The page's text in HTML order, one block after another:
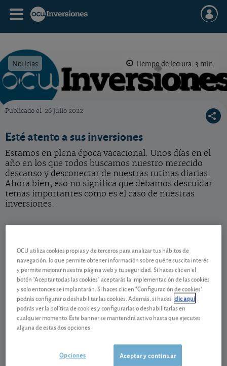
Noticias Tiempo de lectura: 3 min.
Publicado el 26 julio 2022
Esté atento a sus inversiones
Estamos en plena época vacacional. Unos días en el
año en los que todos buscamos nuestro merecido
descanso y desconectar de nuestras rutinas diarias.
Ahora bien, eso no significa que debamos descuidar
temas importantes como es el caso de nuestras
inversiones.
No es que tenga usted que estar pegado al móvil en
la playa vigilando constantemente cómo va su
cartera, pero tampoco que se olvide de ver su
evolución durante una larga temporada como si no
existiera.
extrema que azota el país, sino porque el panorama
es de todo menos normal. Ante unosprecios
OCU utiliza cookies propias y de terceros para analizar tus hábitos de
navegación, lo que permite obtener información sobre qué te suscita interés
y permite mejorar nuestra página web y tu seguridad. Si haces clic en el
botón "Aceptar todas las cookies" aceptarás la implementación de las cookies
y solo entonces se implantarán. Si haces clic en "Configuración de cookies"
podrás configurar o deshabilitar las cookies. Además, si haces clic aquí
podrás ver la política de cookies y configurarlas o deshabilitarlas en
cualquier momento. Este banner se mantendrá activo hasta que ejecutes
alguna de estas dos opciones.
Aceptar y continuar
Opciones